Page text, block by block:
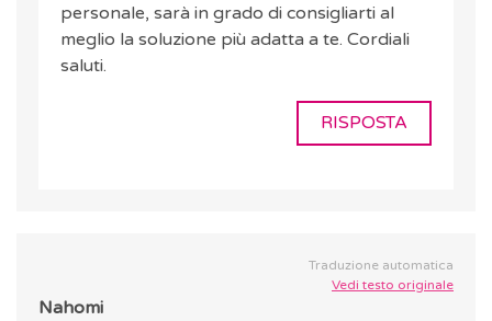
personale, sarà in grado di consigliarti al
meglio la soluzione più adatta a te. Cordiali
saluti.
RISPOSTA
Traduzione automatica
Vedi testo originale
Nahomi